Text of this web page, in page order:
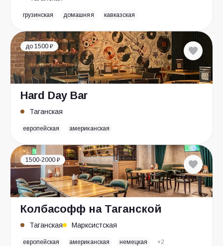
грузинская домашняя кавказская
до 1500 ₽
Hard Day Bar
Таганская
европейская американская
1500-2000 ₽
Колбасофф на Таганской
Таганская Марксистская
европейская американская немецкая +2